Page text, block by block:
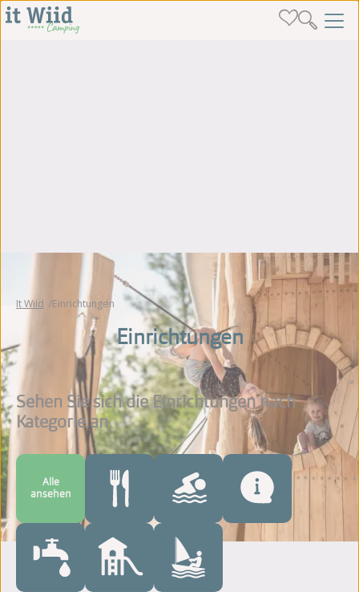
It Wiid Einrichtungen
Einrichtungen
Sehen Sie sich die Einrichtungen nach
Kategorie an
Alle
ansehen